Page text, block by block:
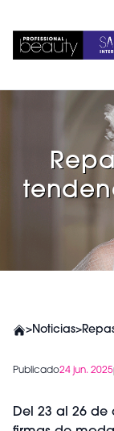
>Noticias>
Publicado24 jun. 2025
Del 23 al 26 de